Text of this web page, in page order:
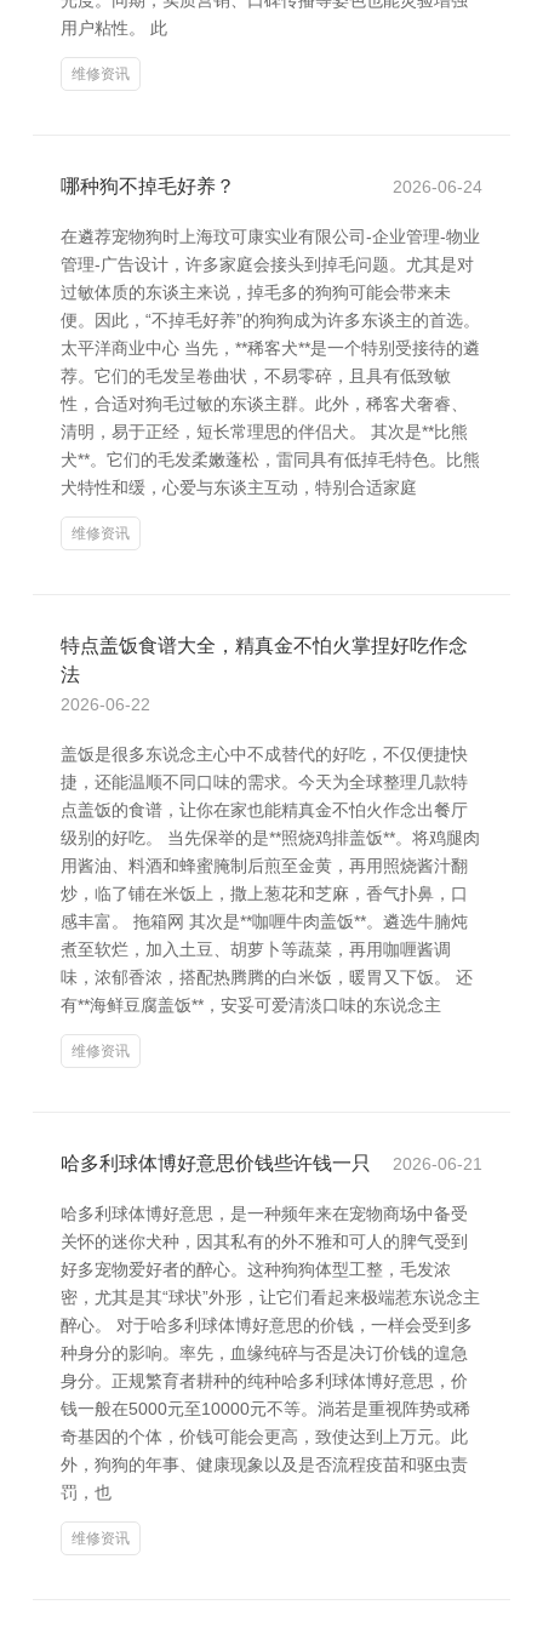
用户粘性。 此
维修资讯
哪种狗不掉毛好养？ 2026-06-24
在遴荐宠物狗时上海玟可康实业有限公司-企业管理-物业
管理-广告设计，许多家庭会接头到掉毛问题。尤其是对
过敏体质的东谈主来说，掉毛多的狗狗可能会带来未
便。因此，“不掉毛好养”的狗狗成为许多东谈主的首选。
太平洋商业中心 当先，**稀客犬**是一个特别受接待的遴
荐。它们的毛发呈卷曲状，不易零碎，且具有低致敏
性，合适对狗毛过敏的东谈主群。此外，稀客犬奢睿、
清明，易于正经，短长常理思的伴侣犬。 其次是**比熊
犬**。它们的毛发柔嫩蓬松，雷同具有低掉毛特色。比熊
犬特性和缓，心爱与东谈主互动，特别合适家庭
维修资讯
特点盖饭食谱大全，精真金不怕火掌捏好吃作念
法
2026-06-22
盖饭是很多东说念主心中不成替代的好吃，不仅便捷快
捷，还能温顺不同口味的需求。今天为全球整理几款特
点盖饭的食谱，让你在家也能精真金不怕火作念出餐厅
级别的好吃。 当先保举的是**照烧鸡排盖饭**。将鸡腿肉
用酱油、料酒和蜂蜜腌制后煎至金黄，再用照烧酱汁翻
炒，临了铺在米饭上，撒上葱花和芝麻，香气扑鼻，口
感丰富。 拖箱网 其次是**咖喱牛肉盖饭**。遴选牛腩炖
煮至软烂，加入土豆、胡萝卜等蔬菜，再用咖喱酱调
味，浓郁香浓，搭配热腾腾的白米饭，暖胃又下饭。 还
有**海鲜豆腐盖饭**，安妥可爱清淡口味的东说念主
维修资讯
哈多利球体博好意思价钱些许钱一只 2026-06-21
哈多利球体博好意思，是一种频年来在宠物商场中备受
关怀的迷你犬种，因其私有的外不雅和可人的脾气受到
好多宠物爱好者的醉心。这种狗狗体型工整，毛发浓
密，尤其是其“球状”外形，让它们看起来极端惹东说念主
醉心。 对于哈多利球体博好意思的价钱，一样会受到多
种身分的影响。率先，血缘纯碎与否是决订价钱的遑急
身分。正规繁育者耕种的纯种哈多利球体博好意思，价
钱一般在5000元至10000元不等。淌若是重视阵势或稀
奇基因的个体，价钱可能会更高，致使达到上万元。此
外，狗狗的年事、健康现象以及是否流程疫苗和驱虫责
罚，也
维修资讯